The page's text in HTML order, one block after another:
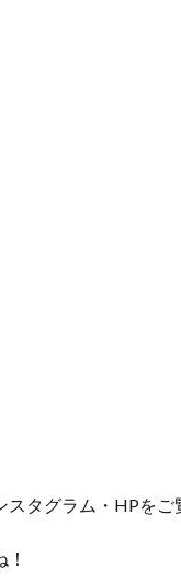
タグラム・HPをご